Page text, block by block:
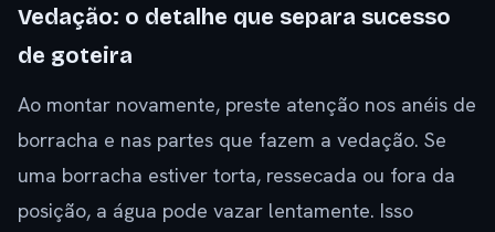
Vedação: o detalhe que separa sucesso
de goteira
Ao montar novamente, preste atenção nos anéis de
borracha e nas partes que fazem a vedação. Se
uma borracha estiver torta, ressecada ou fora da
posição, a água pode vazar lentamente. Isso